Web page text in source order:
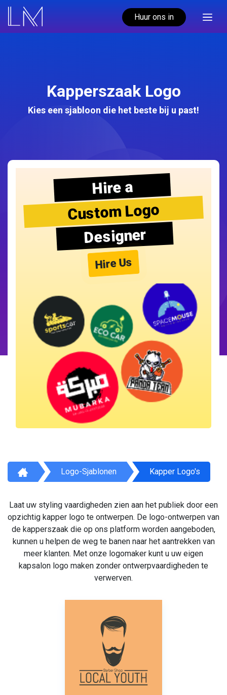
Huur ons in
Kapperszaak Logo
Kies een sjabloon die het beste bij u past!
Hire a
Custom Logo
Designer
Hire Us
Logo-Sjablonen Kapper Logo's
Laat uw styling vaardigheden zien aan het publiek door een
opzichtig kapper logo te ontwerpen. De logo-ontwerpen van
de kapperszaak die op ons platform worden aangeboden,
kunnen u helpen de weg te banen naar het aantrekken van
meer klanten. Met onze logomaker kunt u uw eigen
kapsalon logo maken zonder ontwerpvaardigheden te
verwerven.